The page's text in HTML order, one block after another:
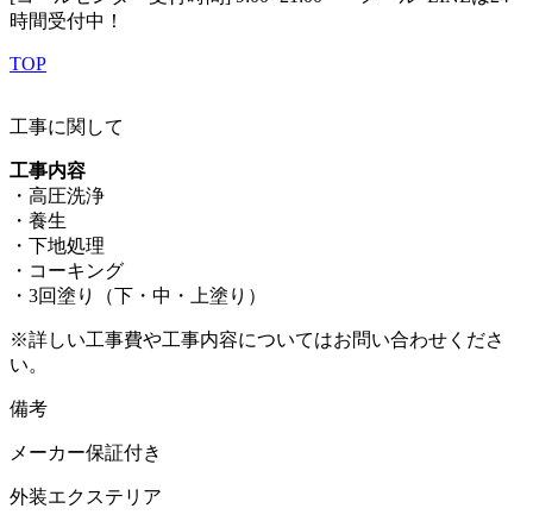
時間受付中！
TOP
工事に関して
工事内容
・高圧洗浄
・養生
・下地処理
・コーキング
・3回塗り（下・中・上塗り）
※詳しい工事費や工事内容についてはお問い合わせくださ
い。
備考
メーカー保証付き
外装エクステリア